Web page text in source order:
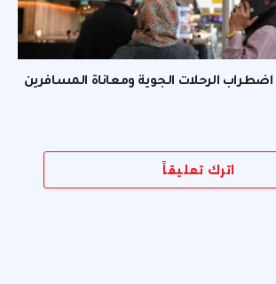
الرحلات الجوية ومعاناة المسافرين
اترك تعليقاً